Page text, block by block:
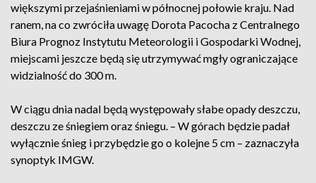
większymi przejaśnieniami w północnej połowie kraju. Nad
ranem, na co zwróciła uwagę Dorota Pacocha z Centralnego
Biura Prognoz Instytutu Meteorologii i Gospodarki Wodnej,
miejscami jeszcze będą się utrzymywać mgły ograniczające
widzialność do 300 m.
W ciągu dnia nadal będą występowały słabe opady deszczu,
deszczu ze śniegiem oraz śniegu. – W górach będzie padał
wyłącznie śnieg i przybędzie go o kolejne 5 cm – zaznaczyła
synoptyk IMGW.